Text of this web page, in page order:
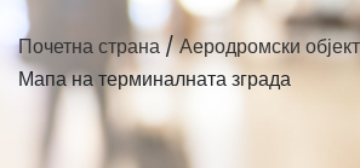
Почетна страна/Аеродромски
Мапа на терминалната зграда